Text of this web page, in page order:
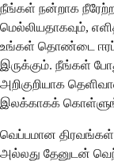
நீங்கள் நன்றாக
மெல்லியதாகவும்,
உங்கள் தொண்டை
இருக்கும். நீங்கள்
அறிகுறியாக
இலக்காகக்
வெப்பமான திரவங்கள்
அல்லது தேனுடன்